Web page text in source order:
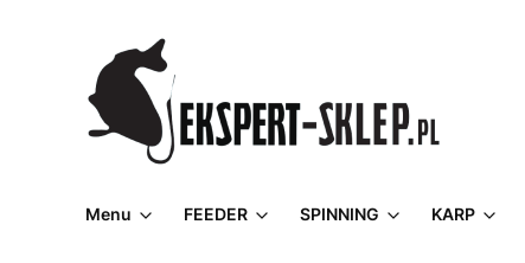
Menu FEEDER SPINNING KARP